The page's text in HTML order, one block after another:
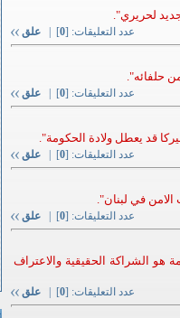
لحريري".
عدد التعليقات: [0
] | علق
حلفائه".
عدد التعليقات: [0
] | علق
قد يعطل ولادة الحكومة".
عدد التعليقات: [0
] | علق
في لبنان".
عدد التعليقات: [0
] | علق
هو الشراكة الحقيقية والاعتراف
عدد التعليقات: [0
] | علق